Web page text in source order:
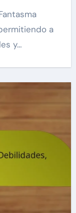
a
y…